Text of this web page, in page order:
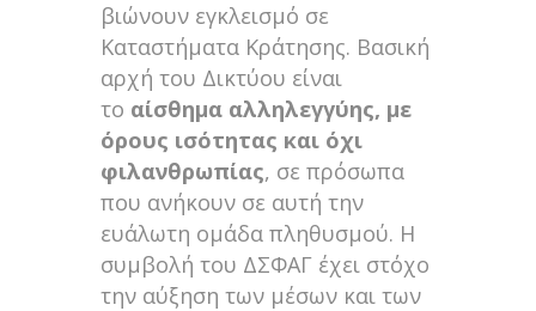
βιώνουν εγκλεισμό σε
Καταστήματα Κράτησης. Βασική
αρχή του Δικτύου είναι
το αίσθημα αλληλεγγύης, με
όρους ισότητας και όχι
φιλανθρωπίας, σε πρόσωπα
που ανήκουν σε αυτή την
ευάλωτη oμάδα πληθυσμού. Η
συμβολή του ΔΣΦΑΓ έχει στόχο
την αύξηση των μέσων και των